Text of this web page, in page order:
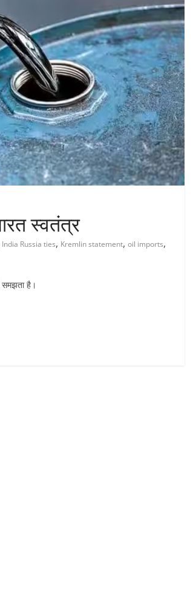
स्वतंत्र
India Russia ties, Kremlin statement, oil imports,
समझता है।